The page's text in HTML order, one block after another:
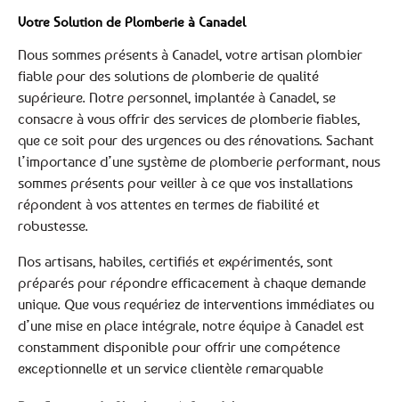
Votre Solution de Plomberie à Canadel
Nous sommes présents à Canadel, votre artisan plombier
fiable pour des solutions de plomberie de qualité
supérieure. Notre personnel, implantée à Canadel, se
consacre à vous offrir des services de plomberie fiables,
que ce soit pour des urgences ou des rénovations. Sachant
l’importance d’une système de plomberie performant, nous
sommes présents pour veiller à ce que vos installations
répondent à vos attentes en termes de fiabilité et
robustesse.
Nos artisans, habiles, certifiés et expérimentés, sont
préparés pour répondre efficacement à chaque demande
unique. Que vous requériez de interventions immédiates ou
d’une mise en place intégrale, notre équipe à Canadel est
constamment disponible pour offrir une compétence
exceptionnelle et un service clientèle remarquable